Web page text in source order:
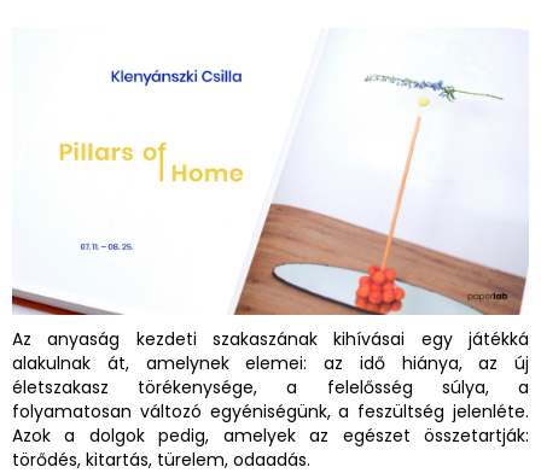
Az anyaság kezdeti szakaszának kihívásai egy játékká
alakulnak át, amelynek elemei: az idő hiánya, az új
életszakasz törékenysége, a felelősség súlya, a
folyamatosan változó egyéniségünk, a feszültség jelenléte.
Azok a dolgok pedig, amelyek az egészet összetartják:
törődés, kitartás, türelem, odaadás.